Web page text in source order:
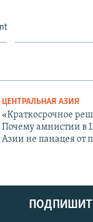
ЦЕНТРАЛЬНАЯ АЗИЯ
«Краткосрочное
Почему амнистии в
Азии не панацея от